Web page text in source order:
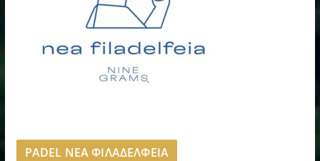
PADEL ΝΕΑ ΦΙΛΑΔΕΛΦΕΙΑ